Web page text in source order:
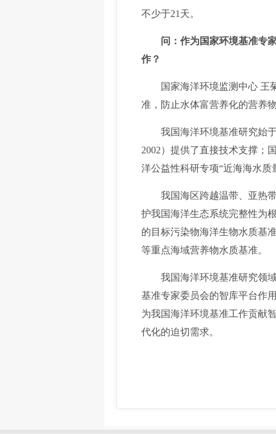
不少于21天。
问：作为国家环境基准专
作？
国家海洋环境监测中心 王菊
准，防止水体富营养化的营养
我国海洋环境基准研究始于
2002）提供了直接技术支撑；
洋公益性科研专项“近海海水质
我国海区跨越温带、亚热带
护我国海洋生态系统完整性为
的目标污染物海洋生物水质基
等重点海域营养物水质基准。
我国海洋环境基准研究领域
基准专家委员会的智库平台作
为我国海洋环境基准工作贡献
代化的迫切需求。